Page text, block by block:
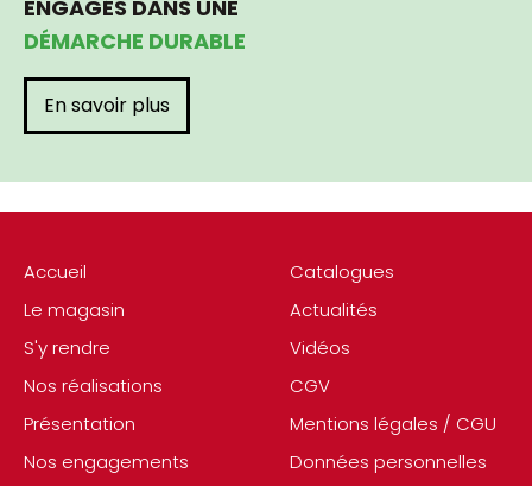
Accueil
Le magasin
S'y rendre
Nos réalisations
Présentation
Nos engagements
Catalogues
Actualités
Vidéos
CGV
Mentions légales / CGU
Données personnelles
ENGAGÉS DANS UNE
DÉMARCHE DURABLE
En savoir plus